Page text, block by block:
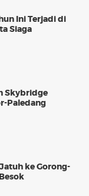
Ini Terjadi di
Siaga
Skybridge
Paledang
ke Gorong-